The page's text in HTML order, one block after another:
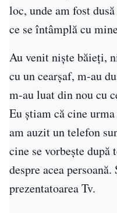
loc, unde am fost
ce se întâmplă cu
Au venit niște băieți,
cu un cearșaf, m-au
m-au luat din nou cu
Eu știam că cine
am auzit un telefon
cine se vorbește după
despre acea
prezentatoarea Tv.